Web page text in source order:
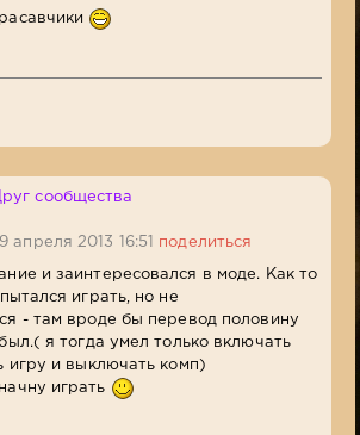
сообщества
19 апреля 2013 16:51
поделиться
и заинтересовался в моде. Как то
играть, но не
- там вроде бы перевод половину
я тогда умел только включать
игру и выключать комп)
играть